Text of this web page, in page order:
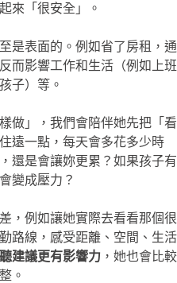
來「很安全」。
是表面的。例如省了房租，通
而影響工作和生活（例如上班
子）等。
做」，我們會陪伴她先把「看
遠一點，每天會多花多少時
還是會讓妳更累？如果孩子有
變成壓力？
，例如讓她實際去看看那個很
路線，感受距離、空間、生活
建議更有影響力 ，她也會比較
。